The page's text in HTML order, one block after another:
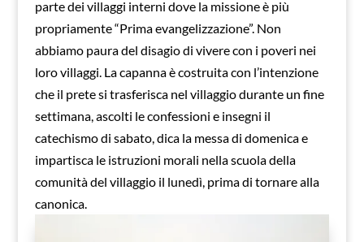
parte dei villaggi interni dove la missione è più
propriamente “Prima evangelizzazione”. Non
abbiamo paura del disagio di vivere con i poveri nei
loro villaggi. La capanna è costruita con l’intenzione
che il prete si trasferisca nel villaggio durante un fine
settimana, ascolti le confessioni e insegni il
catechismo di sabato, dica la messa di domenica e
impartisca le istruzioni morali nella scuola della
comunità del villaggio il lunedì, prima di tornare alla
canonica.